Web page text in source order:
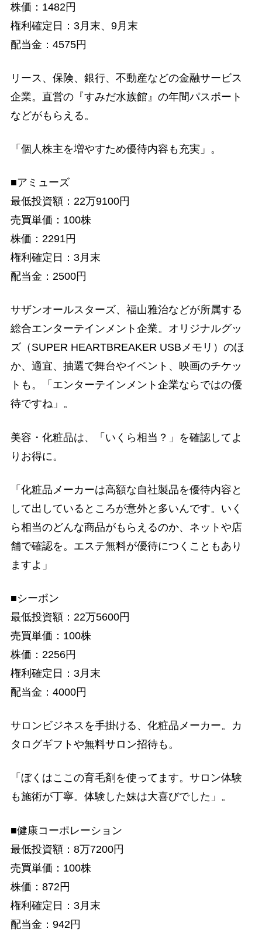
株価：1482円
権利確定日：3月末、9月末
配当金：4575円
リース、保険、銀行、不動産などの金融サービス
企業。直営の『すみだ水族館』の年間パスポート
などがもらえる。
「個人株主を増やすため優待内容も充実」。
■アミューズ
最低投資額：22万9100円
売買単価：100株
株価：2291円
権利確定日：3月末
配当金：2500円
サザンオールスターズ、福山雅治などが所属する
総合エンターテインメント企業。オリジナルグッ
ズ（SUPER HEARTBREAKER USBメモリ）のほ
か、適宜、抽選で舞台やイベント、映画のチケッ
トも。「エンターテインメント企業ならではの優
待ですね」。
美容・化粧品は、「いくら相当？」を確認してよ
りお得に。
「化粧品メーカーは高額な自社製品を優待内容と
して出しているところが意外と多いんです。いく
ら相当のどんな商品がもらえるのか、ネットや店
舗で確認を。エステ無料が優待につくこともあり
ますよ」
■シーボン
最低投資額：22万5600円
売買単価：100株
株価：2256円
権利確定日：3月末
配当金：4000円
サロンビジネスを手掛ける、化粧品メーカー。カ
タログギフトや無料サロン招待も。
「ぼくはここの育毛剤を使ってます。サロン体験
も施術が丁寧。体験した妹は大喜びでした」。
■健康コーポレーション
最低投資額：8万7200円
売買単価：100株
株価：872円
権利確定日：3月末
配当金：942円